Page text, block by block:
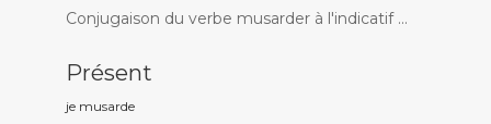
Conjugaison du verbe musarder à l'indicatif ...
Présent
je musarde